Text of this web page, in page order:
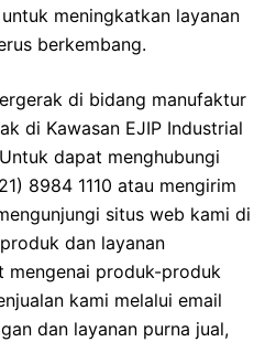
meningkatkan layanan
berkembang.
di bidang manufaktur
di Kawasan EJIP Industrial
dapat menghubungi
8984 1110 atau mengirim
situs web kami di
dan layanan
mengenai produk-produk
kami melalui email
dan layanan purna jual,